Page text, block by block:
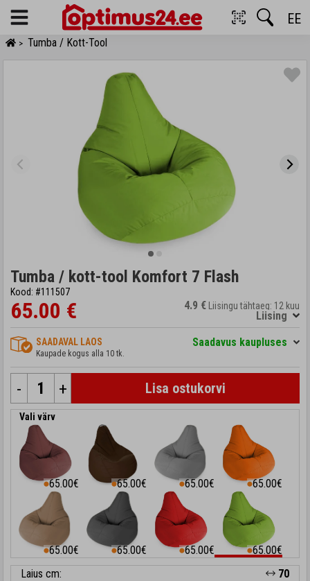
Menu EE
> Tumba / Kott-Tool
Tumba / kott-tool Komfort 7 Flash
Kood: #111507
65.00 € 4.9 € Liisingu tähtaeg: 12 kuu
Liising
SAADAVAL LAOS
Kaupade kogus alla 10 tk.
Saadavus kaupluses
- + Lisa ostukorvi
Vali värv
⬤65.00€ ⬤65.00€ ⬤65.00€ ⬤65.00€
⬤65.00€ ⬤65.00€ ⬤65.00€ ⬤65.00€
Laius cm:
70